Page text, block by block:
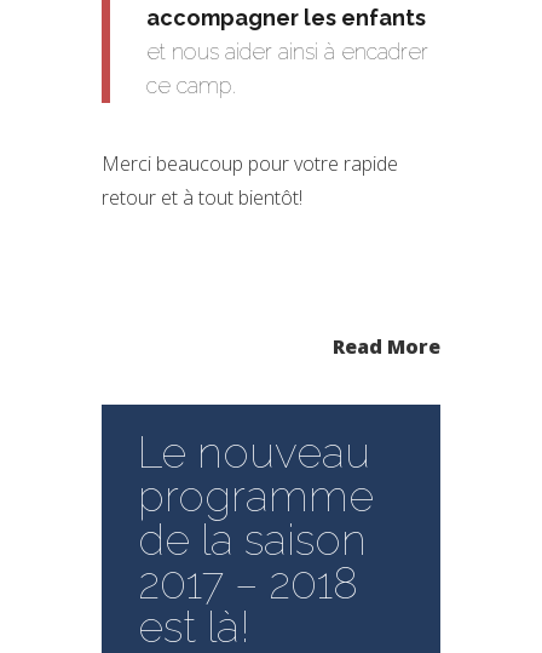
accompagner les enfants
et nous aider ainsi à encadrer
ce camp.
Merci beaucoup pour votre rapide
retour et à tout bientôt!
Read More
Le nouveau
programme
de la saison
2017 – 2018
est là!